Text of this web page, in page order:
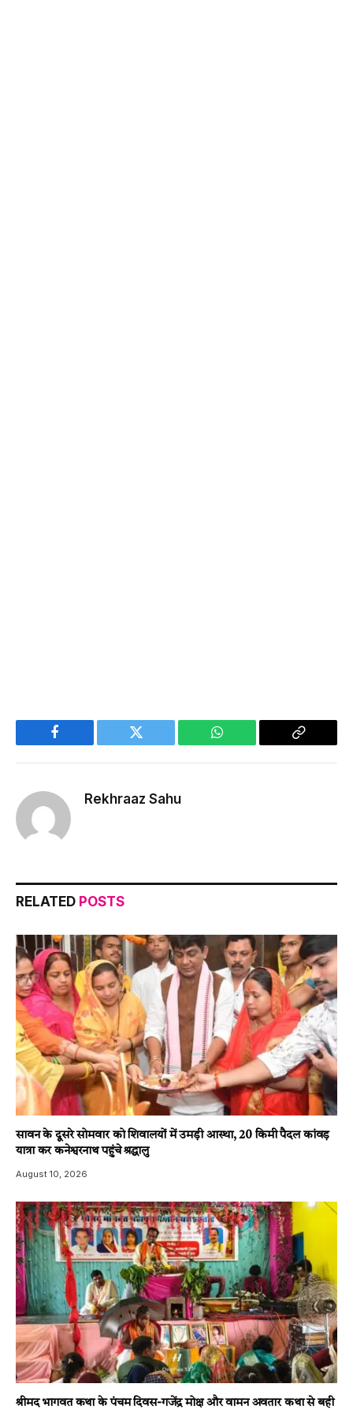
Facebook Twitter WhatsApp
Copy
Rekhraaz Sahu
RELATED POSTS
सावन के दूसरे सोमवार को शिवालयों में उमड़ी आस्था, 20 किमी पैदल कांवड़
यात्रा कर कनेश्वरनाथ पहुंचे श्रद्धालु
August 10, 2026
श्रीमद भागवत कथा के पंचम दिवस-गजेंद्र मोक्ष और वामन अवतार कथा से बही